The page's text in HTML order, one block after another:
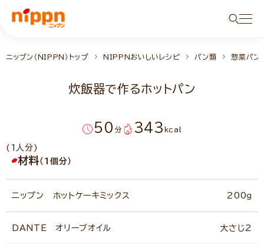
ニップン（NIPPN）トップ NIPPNおいしいレシピ パン類 惣菜パン
炊飯器で作るホットパン
50 分 343 kcal
(1人分)
材料（1個分）
ニップン ホットケーキミックス 200ｇ
DANTE オリーブオイル 大さじ2